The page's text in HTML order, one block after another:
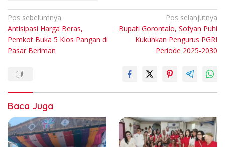
Navigasi
pos
Pos sebelumnya
Antisipasi Harga Beras,
Pemkot Buka 5 Kios Pangan di
Pasar Beriman
Pos selanjutnya
Bupati Gorontalo, Sofyan Puhi
Kukuhkan Pengurus PGRI
Periode 2025-2030
Baca Juga